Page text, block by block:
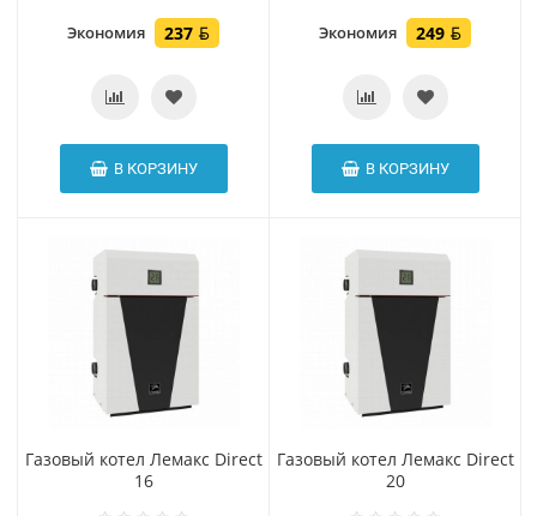
Экономия 237
В КОРЗИНУ
Экономия 249
В КОРЗИНУ
Газовый котел Лемакс Direct
16
Газовый котел Лемакс Direct
20